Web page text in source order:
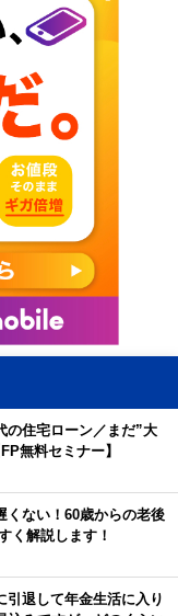
の住宅ローン／まだ”大
無料セミナー】
くない！60歳からの老後
く解説します！
引退して年金生活に入り